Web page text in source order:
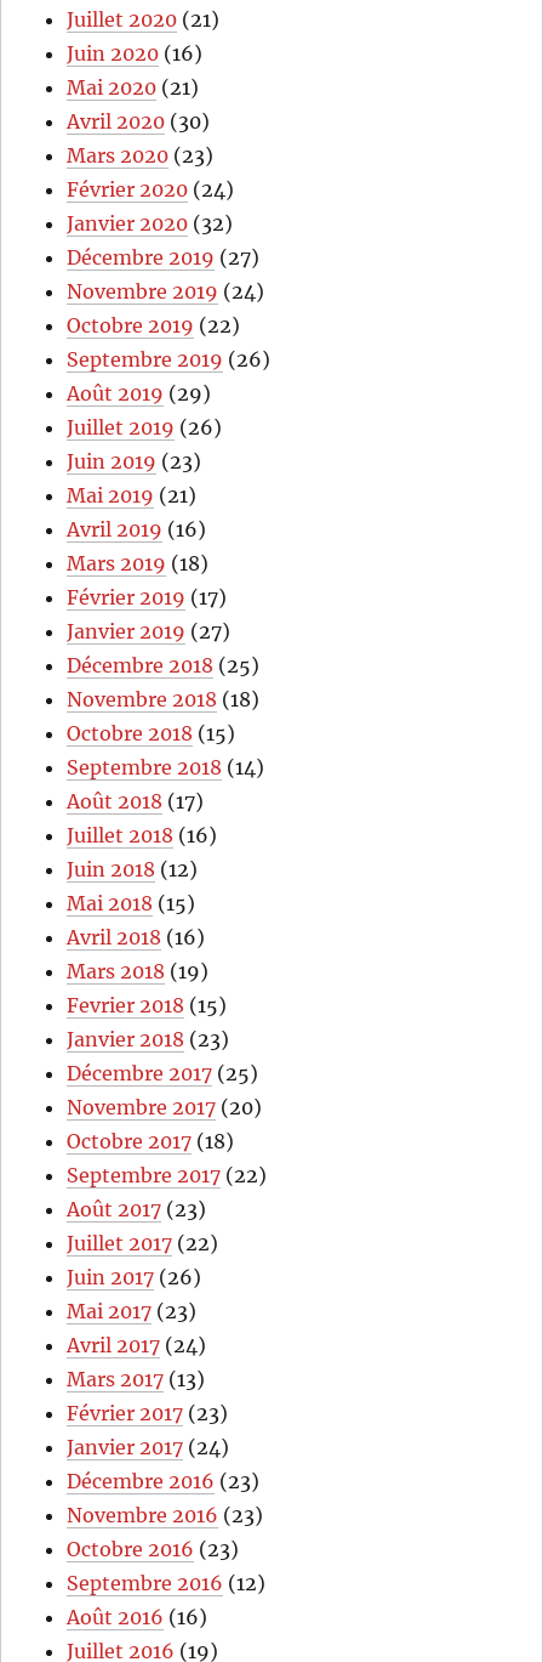
Juillet 2020 (21)
Juin 2020 (16)
Mai 2020 (21)
Avril 2020 (30)
Mars 2020 (23)
Février 2020 (24)
Janvier 2020 (32)
Décembre 2019 (27)
Novembre 2019 (24)
Octobre 2019 (22)
Septembre 2019 (26)
Août 2019 (29)
Juillet 2019 (26)
Juin 2019 (23)
Mai 2019 (21)
Avril 2019 (16)
Mars 2019 (18)
Février 2019 (17)
Janvier 2019 (27)
Décembre 2018 (25)
Novembre 2018 (18)
Octobre 2018 (15)
Septembre 2018 (14)
Août 2018 (17)
Juillet 2018 (16)
Juin 2018 (12)
Mai 2018 (15)
Avril 2018 (16)
Mars 2018 (19)
Fevrier 2018 (15)
Janvier 2018 (23)
Décembre 2017 (25)
Novembre 2017 (20)
Octobre 2017 (18)
Septembre 2017 (22)
Août 2017 (23)
Juillet 2017 (22)
Juin 2017 (26)
Mai 2017 (23)
Avril 2017 (24)
Mars 2017 (13)
Février 2017 (23)
Janvier 2017 (24)
Décembre 2016 (23)
Novembre 2016 (23)
Octobre 2016 (23)
Septembre 2016 (12)
Août 2016 (16)
Juillet 2016 (19)